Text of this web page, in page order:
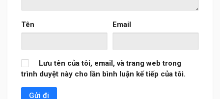
Tên Email
Lưu tên của tôi, email, và trang web trong
trình duyệt này cho lần bình luận kế tiếp của tôi.